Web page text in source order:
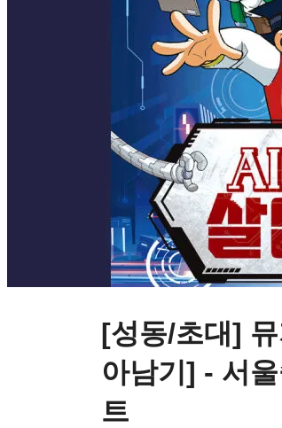
[성동/초대]
아남기] - 서
트